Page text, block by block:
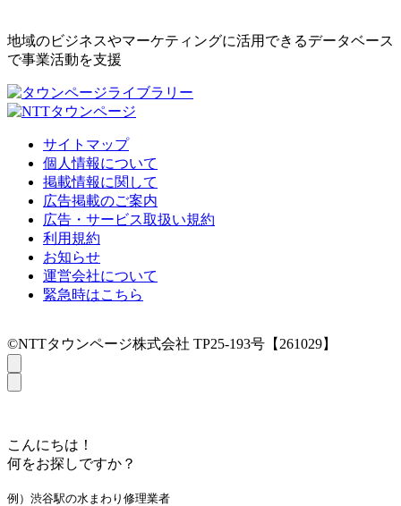
地域のビジネスやマーケティングに活用できるデータベース
で事業活動を支援
サイトマップ
個人情報について
掲載情報に関して
広告掲載のご案内
広告・サービス取扱い規約
利用規約
お知らせ
運営会社について
緊急時はこちら
©NTTタウンページ株式会社 TP25-193号【261029】
こんにちは！
何をお探しですか？
例）渋谷駅の水まわり修理業者